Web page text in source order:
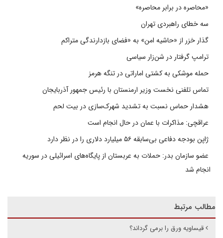
«محاصره در برابر محاصره»
سه خطای راهبردی تهران
گذار خزر از «حاشیه امن» به «فضای بازدارندگی متراکم
ترامپ گرفتار در شن‌زار سیاسی
حمله موشکی به کشتی اماراتی در تنگه هرمز
تماس تلفنی نخست وزیر ارمنستان با رئیس جمهور آذربایجان
هشدار حماس نسبت به تشدید شهرک‌سازی در بیت‌ لحم
عراقچی: مذاکرات با عمان در حال انجام است
ژاپن بودجه دفاعی بی‌سابقه ۵۶ میلیارد دلاری را در نظر دارد
عضو سازمان بدر: حملات به عربستان از پایگاه‌های اسرائیلی در سوریه
انجام شد
مطالب مرتبط
قیساویه ورق را برمی گرداند؟